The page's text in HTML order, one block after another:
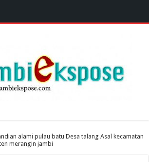
alami pulau batu Desa talang Asal kecamatan
merangin jambi